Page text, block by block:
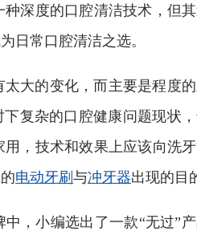
深度的口腔清洁技术，但
日常口腔清洁之选。
大的变化，而主要是程度的
复杂的口腔健康问题现状
，技术和效果上应该向洗
电动牙刷 与冲牙器出现的目
，小编选出了一款“无过”